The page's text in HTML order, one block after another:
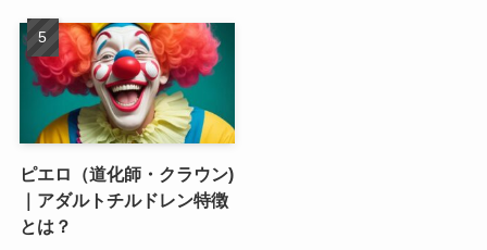
ピエロ（道化師・クラウン)
｜アダルトチルドレン特徴
とは？